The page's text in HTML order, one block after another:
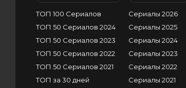
ТОП 100 Сериалов
ТОП 50 Сериалов 2024
ТОП 50 Сериалов 2023
ТОП 50 Сериалов 2022
ТОП 50 Сериалов 2021
ТОП за 30 дней
Сериалы 2026
Сериалы 2025
Сериалы 2024
Сериалы 2023
Сериалы 2022
Сериалы 2021